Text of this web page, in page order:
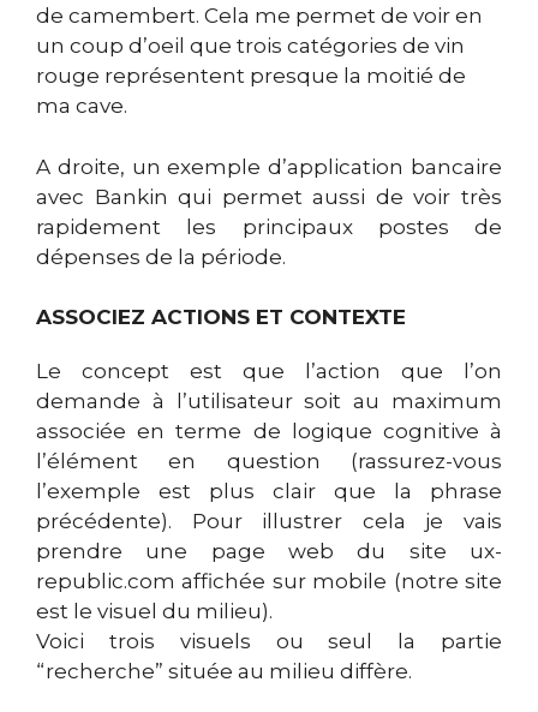
de camembert. Cela me permet de voir en
un coup d’oeil que trois catégories de vin
rouge représentent presque la moitié de
ma cave.
A droite, un exemple d’application bancaire
avec Bankin qui permet aussi de voir très
rapidement les principaux postes de
dépenses de la période.
ASSOCIEZ ACTIONS ET CONTEXTE
Le concept est que l’action que l’on
demande à l’utilisateur soit au maximum
associée en terme de logique cognitive à
l’élément en question (rassurez-vous
l’exemple est plus clair que la phrase
précédente). Pour illustrer cela je vais
prendre une page web du site ux-
republic.com affichée sur mobile (notre site
est le visuel du milieu).
Voici trois visuels ou seul la partie
“recherche” située au milieu diffère.